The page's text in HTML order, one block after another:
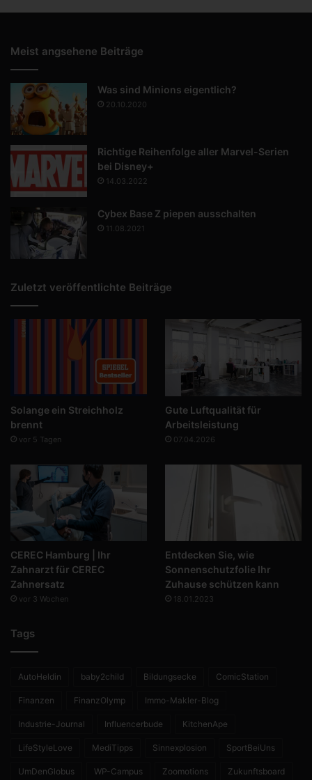
Meist angsehene Beiträge
Was sind Minions eigentlich?
20.10.2020
Richtige Reihenfolge aller Marvel-Serien
bei Disney+
14.03.2022
Cybex Base Z piepen ausschalten
11.08.2021
Zuletzt veröffentlichte Beiträge
Solange ein Streichholz
brennt
vor 5 Tagen
Gute Luftqualität für
Arbeitsleistung
07.04.2026
CEREC Hamburg | Ihr
Zahnarzt für CEREC
Zahnersatz
vor 3 Wochen
Entdecken Sie, wie
Sonnenschutzfolie Ihr
Zuhause schützen kann
18.01.2023
Tags
AutoHeldin baby2child Bildungsecke ComicStation
Finanzen FinanzOlymp Immo-Makler-Blog
Industrie-Journal Influencerbude KitchenApe
LifeStyleLove MediTipps Sinnexplosion SportBeiUns
UmDenGlobus WP-Campus Zoomotions Zukunftsboard